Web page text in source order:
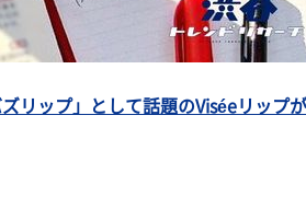
リップ」として話題のViséeリップ